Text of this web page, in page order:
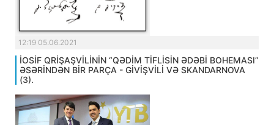
12:19 05.06.2021
İOSİF QRİŞAŞVİLİNİN “QƏDİM TİFLİSİN ƏDƏBİ BOHEMASI”
ƏSƏRİNDƏN BİR PARÇA - GİVİŞVİLİ VƏ SKANDARNOVA
(3).